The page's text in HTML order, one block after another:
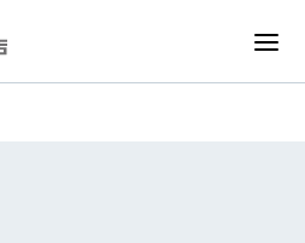
小学校 空調復